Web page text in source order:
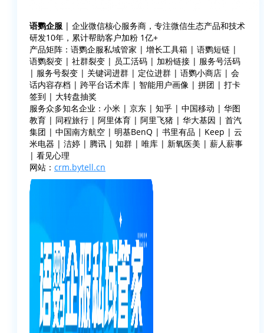
语鹦企服 | 企业微信核心服务商，专注微信生态产品和技术
研发10年，累计帮助客户加粉 1亿+
产品矩阵：语鹦企服私域管家 | 增长工具箱 | 语鹦短链 |
语鹦裂变 | 社群裂变 | 员工活码 | 加粉链接 | 服务号活码
| 服务号裂变 | 关键词进群 | 定位进群 | 语鹦小商店 | 会
话内容存档 | 跨平台话术库 | 智能用户画像 | 拼团 | 打卡
签到 | 大转盘抽奖
服务众多知名企业：小米 | 京东 | 知乎 | 中国移动 | 华图
教育 | 同程旅行 | 阿里体育 | 阿里飞猪 | 华大基因 | 首汽
集团 | 中国南方航空 | 明基BenQ | 书里有品 | Keep | 云
米电器 | 洁婷 | 腾讯 | 知群 | 唯库 | 新氧医美 | 薪人薪事
| 看见心理
网站： crm.bytell.cn